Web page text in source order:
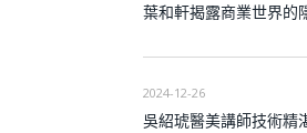
葉和軒揭露商業世界的
2024-12-26
吳紹琥醫美講師技術精